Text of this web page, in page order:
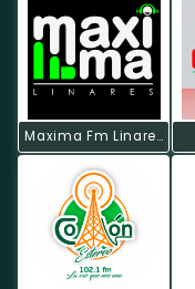
Maxima Fm Linares